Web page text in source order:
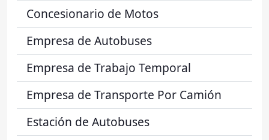
Concesionario de Motos
Empresa de Autobuses
Empresa de Trabajo Temporal
Empresa de Transporte Por Camión
Estación de Autobuses